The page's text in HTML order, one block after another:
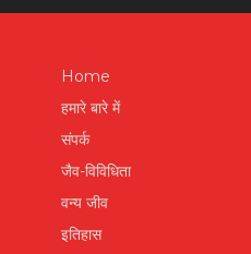
Home
हमारे बारे में
संपर्क
जैव-विविधिता
वन्य जीव
इतिहास